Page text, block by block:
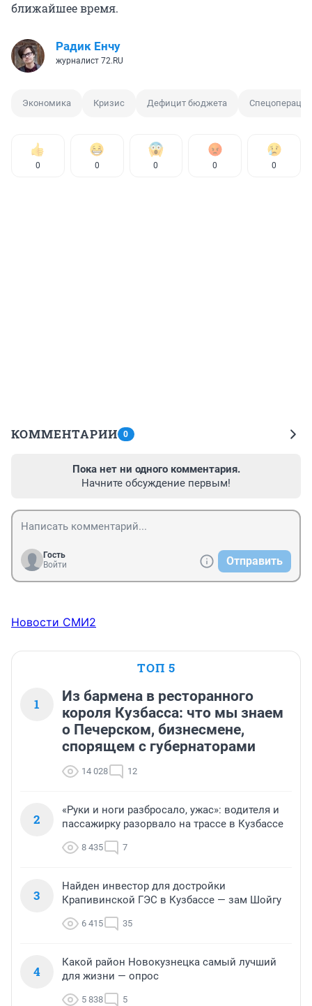
ближайшее время.
Радик Енчу
журналист 72.RU
Экономика Кризис Дефицит бюджета
0 0 0 0 0
КОММЕНТАРИИ 0
Пока нет ни одного комментария.
Начните обсуждение первым!
Гость
Войти
Отправить
Новости СМИ2
ТОП 5
1
Из бармена в ресторанного
короля Кузбасса: что мы знаем
о Печерском, бизнесмене,
спорящем с губернаторами
14 028 12
2
«Руки и ноги разбросало, ужас»: водителя и
пассажирку разорвало на трассе в Кузбассе
8 435 7
3
Найден инвестор для достройки
Крапивинской ГЭС в Кузбассе — зам Шойгу
6 415 35
4
Какой район Новокузнецка самый лучший
для жизни — опрос
5 838 5